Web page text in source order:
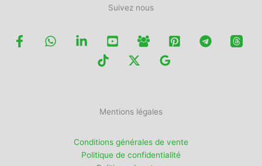
Suivez nous
Mentions légales
Conditions générales de vente
Politique de confidentialité